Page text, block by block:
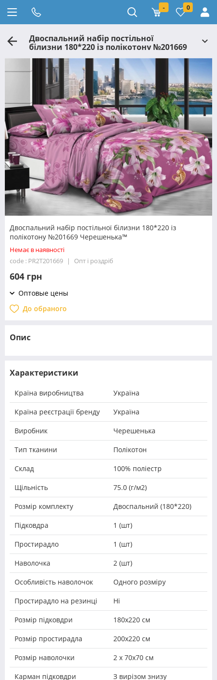
- 0
Двоспальний набір постільної
білизни 180*220 із полікотону №201669
Черешенька™
Двоспальний набір постільної білизни 180*220 із
полікотону №201669 Черешенька™
Немає в наявності
code : PR2T201669
Опт і роздріб
604 грн
Оптовые цены
До обраного
Опис
Характеристики
Країна виробництва Україна
Країна реєстрації бренду Україна
Виробник Черешенька
Тип тканини Полікотон
Склад 100% поліестр
Щільність 75.0 (г/м2)
Розмір комплекту Двоспальний (180*220)
Підковдра 1 (шт)
Простирадло 1 (шт)
Наволочка 2 (шт)
Особливість наволочок Одного розміру
Простирадло на резинці Ні
Розмір підковдри 180х220 см
Розмір простирадла 200х220 см
Розмір наволочки 2 х 70х70 см
Карман підковдри З вирізом знизу